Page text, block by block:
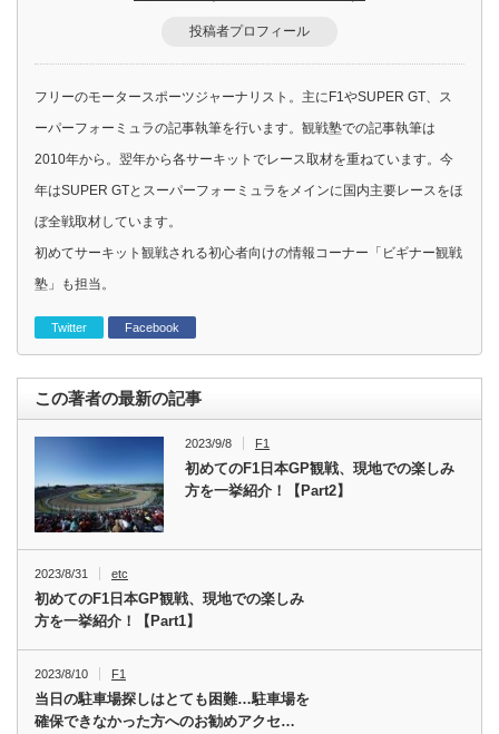
投稿者プロフィール
フリーのモータースポーツジャーナリスト。主にF1やSUPER GT、ス
ーパーフォーミュラの記事執筆を行います。観戦塾での記事執筆は
2010年から。翌年から各サーキットでレース取材を重ねています。今
年はSUPER GTとスーパーフォーミュラをメインに国内主要レースをほ
ぼ全戦取材しています。
初めてサーキット観戦される初心者向けの情報コーナー「ビギナー観戦
塾」も担当。
Twitter Facebook
この著者の最新の記事
2023/9/8 F1
初めてのF1日本GP観戦、現地での楽しみ
方を一挙紹介！【Part2】
2023/8/31 etc
初めてのF1日本GP観戦、現地での楽しみ
方を一挙紹介！【Part1】
2023/8/10 F1
当日の駐車場探しはとても困難…駐車場を
確保できなかった方へのお勧めアクセ…